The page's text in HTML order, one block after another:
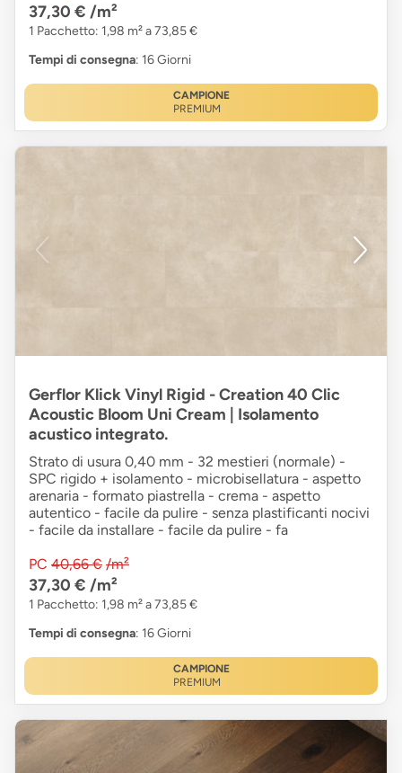
37,30 € /m²
1 Pacchetto: 1,98 m² a 73,85 €
Tempi di consegna: 16 Giorni
CAMPIONE
PREMIUM
Gerflor Klick Vinyl Rigid - Creation 40 Clic
Acoustic Bloom Uni Cream | Isolamento
acustico integrato.
Strato di usura 0,40 mm - 32 mestieri (normale) -
SPC rigido + isolamento - microbisellatura - aspetto
arenaria - formato piastrella - crema - aspetto
autentico - facile da pulire - senza plastificanti nocivi
- facile da installare - facile da pulire - fa
PC 40,66 € /m²
37,30 € /m²
1 Pacchetto: 1,98 m² a 73,85 €
Tempi di consegna: 16 Giorni
CAMPIONE
PREMIUM